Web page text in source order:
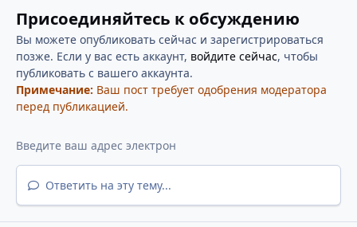
Присоединяйтесь к обсуждению
Вы можете опубликовать сейчас и зарегистрироваться
позже. Если у вас есть аккаунт, войдите сейчас, чтобы
публиковать с вашего аккаунта.
Примечание: Ваш пост требует одобрения модератора
перед публикацией.
Ответить на эту тему...